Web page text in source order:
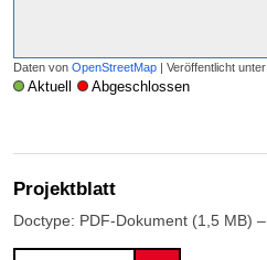
Daten von OpenStreetMap | Veröffentlicht unter
Aktuell Abgeschlossen
Projektblatt
Doctype: PDF-Dokument (1,5 MB)